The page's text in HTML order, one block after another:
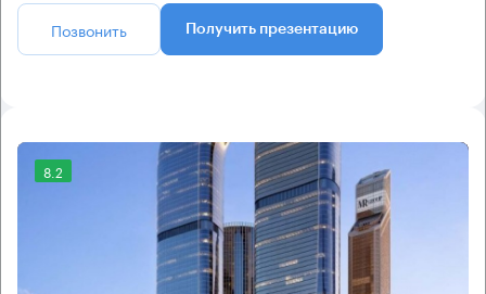
Позвонить Получить презентацию
8.2